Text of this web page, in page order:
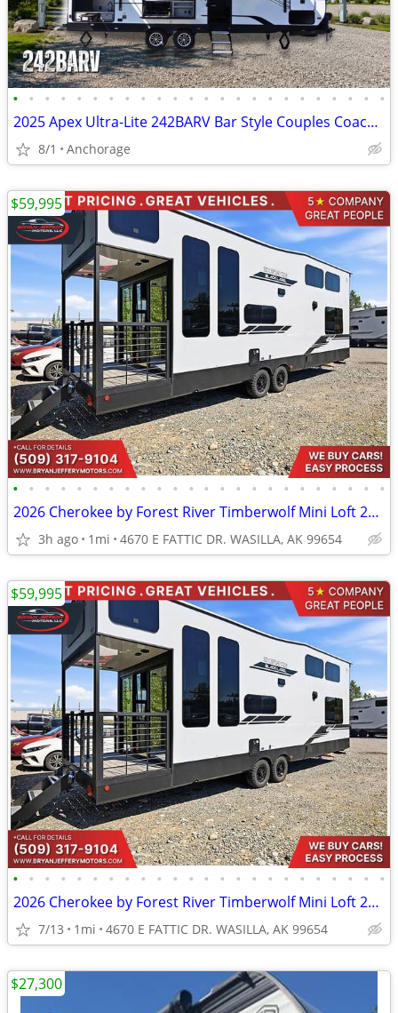
• • • • • • • • • • • • • • • • • • • • • • • •
2025 Apex Ultra-Lite 242BARV Bar Style Couples Coach Travel Trailer
8/1 Anchorage
• • • • • • • • • • • • • • • • • • • • • • • •
2026 Cherokee by Forest River Timberwolf Mini Loft 20OGBL - $786/mo
3h ago 1mi 4670 E FATTIC DR. WASILLA, AK 99654
$59,995
• • • • • • • • • • • • • • • • • • • • • • • •
2026 Cherokee by Forest River Timberwolf Mini Loft 20OGBL - $917/mo
7/13 1mi 4670 E FATTIC DR. WASILLA, AK 99654
$59,995
$27,300